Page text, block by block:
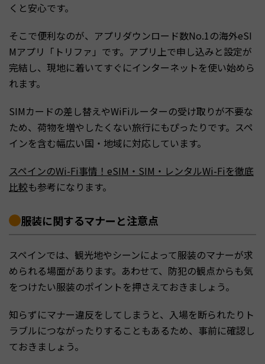
くと安心です。
そこで便利なのが、アプリダウンロード数No.1の海外eSI
Mアプリ「トリファ」です。アプリ上で申し込みと設定が
完結し、現地に着いてすぐにインターネットを使い始めら
れます。
SIMカードの差し替えやWiFiルーターの受け取りが不要な
ため、荷物を増やしたくない旅行にもぴったりです。スペ
インを含む幅広い国・地域に対応しています。
スペインのWi-Fi事情！eSIM・SIM・レンタルWi-Fiを徹底
比較も参考になります。
服装に関するマナーと注意点
スペインでは、観光地やシーンによって服装のマナーが求
められる場面があります。あわせて、防犯の観点からも気
をつけたい服装のポイントを押さえておきましょう。
知らずにマナー違反をしてしまうと、入場を断られたりト
ラブルにつながったりすることもあるため、事前に確認し
ておきましょう。